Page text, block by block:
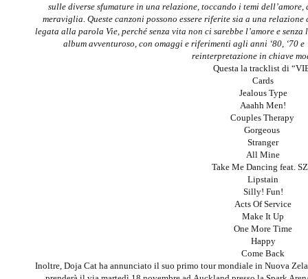
sulle diverse sfumature in una relazione, toccando i temi
meraviglia. Queste canzoni possono essere riferite sia a una
legata alla parola Vie, perché senza vita non ci sarebbe l’amore e
album avventuroso, con omaggi e riferimenti agli anni ‘80, ‘70
reinterpretazione in chiave
Questa la tracklist di
Cards
Jealous Type
Aaahh Men!
Couples Therapy
Gorgeous
Stranger
All Mine
Take Me Dancing feat.
Lipstain
Silly! Fun!
Acts Of Service
Make It Up
One More Time
Happy
Come Back
Inoltre, Doja Cat ha annunciato il suo primo tour mondiale in Nuova